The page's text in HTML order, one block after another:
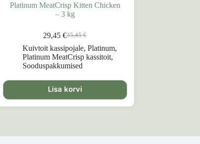
Platinum MeatCrisp Kitten Chicken
– 3 kg
35,45€
Algne
hind
oli:
35,45 €.
29,45€Praegune
hind
on:
29,45 €.
Kuivtoit kassipojale,Platinum,
Platinum MeatCrisp kassitoit,
Sooduspakkumised
Lisa korvi